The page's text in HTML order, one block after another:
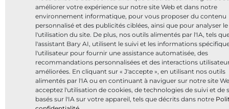
améliorer votre expérience sur notre site Web et dans notre
environnement informatique, pour vous proposer du contenu
personnalisé et des publicités ciblées, ainsi que pour analyser
l'utilisation du site. De plus, nos outils alimentés par l'IA, tels
l'assistant Bary AI, utilisent le suivi et les informations
l'utilisateur pour fournir une assistance automatisée, des
recommandations personnalisées et des interactions
améliorées. En cliquant sur « J'accepte », en utilisant nos outils
alimentés par l'IA ou en continuant à naviguer sur notre site
acceptez l'utilisation de cookies, de technologies de suivi et de
basés sur l'IA sur votre appareil, tels que décrits dans notre